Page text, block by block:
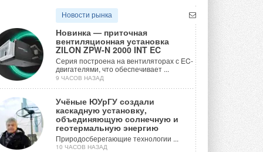
EN
Новости рынка
Новинка — приточная
вентиляционная установка
ZILON ZPW-N 2000 INT EC
Серия построена на вентиляторах с EC-
двигателями, что обеспечивает ...
9 ЧАСОВ НАЗАД
Учёные ЮУрГУ создали
каскадную установку,
объединяющую солнечную и
геотермальную энергию
Природосберегающие технологии ...
10 ЧАСОВ НАЗАД